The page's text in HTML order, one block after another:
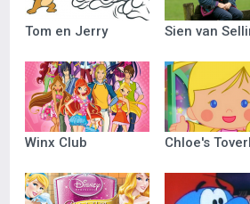
Tom en Jerry Sien van
Winx Club Chloe's